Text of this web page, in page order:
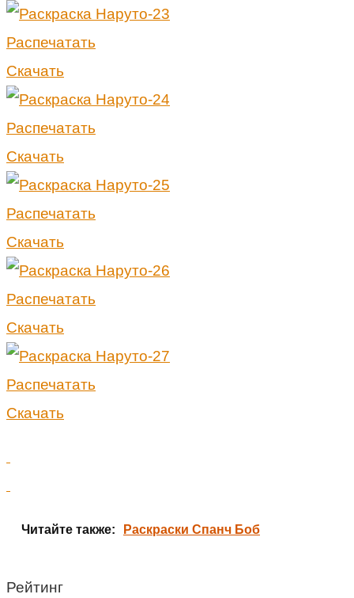
Распечатать
Скачать
Распечатать
Скачать
Распечатать
Скачать
Распечатать
Скачать
Распечатать
Скачать
Читайте также: Раскраски Спанч Боб
Рейтинг